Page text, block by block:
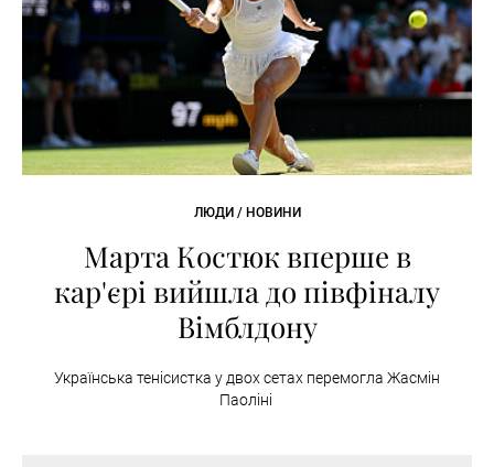
ЛЮДИ / НОВИНИ
Марта Костюк вперше в
кар'єрі вийшла до півфіналу
Вімблдону
Українська тенісистка у двох сетах перемогла Жасмін
Паоліні